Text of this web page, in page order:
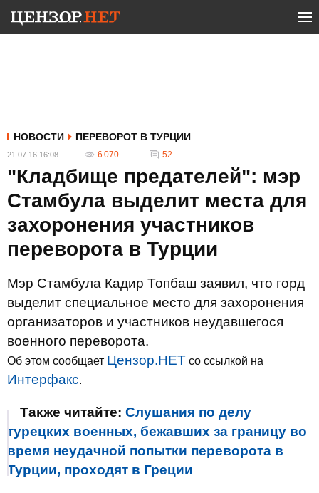
НОВОСТИ ПЕРЕВОРОТ В ТУРЦИИ
21.07.16 16:08 6 070 52
"Кладбище предателей": мэр
Стамбула выделит места для
захоронения участников
переворота в Турции
Мэр Стамбула Кадир Топбаш заявил, что горд
выделит специальное место для захоронения
организаторов и участников неудавшегося
военного переворота.
Об этом сообщает Цензор.НЕТ со ссылкой на
Интерфакс.
Также читайте: Слушания по делу
турецких военных, бежавших за границу во
время неудачной попытки переворота в
Турции, проходят в Греции